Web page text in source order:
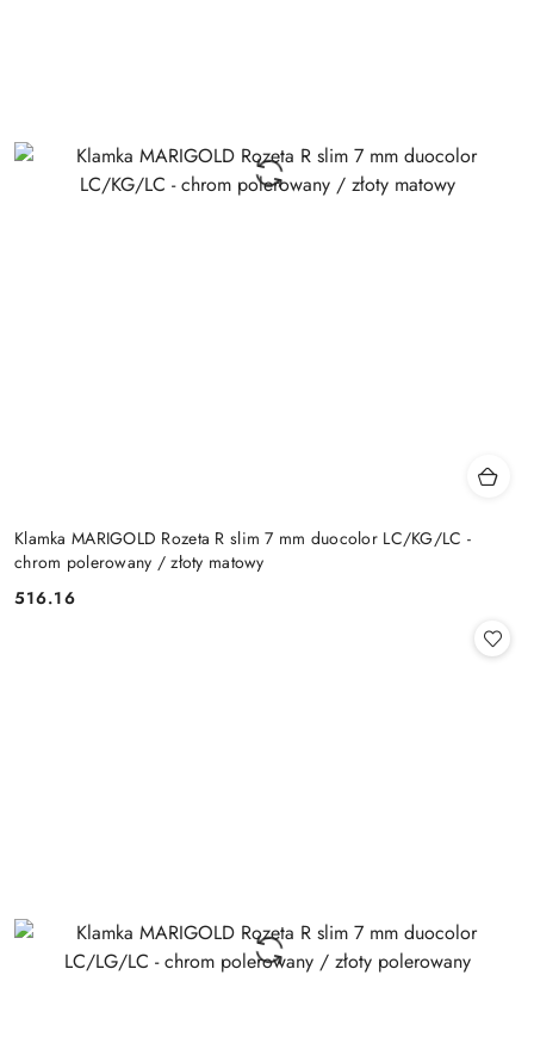
Klamka MARIGOLD Rozeta R slim 7 mm duocolor LC/KG/LC -
chrom polerowany / złoty matowy
Cena:
516.16